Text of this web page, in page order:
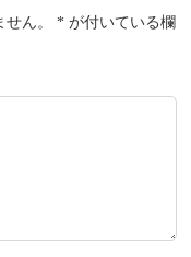
ん。 * が付いている欄